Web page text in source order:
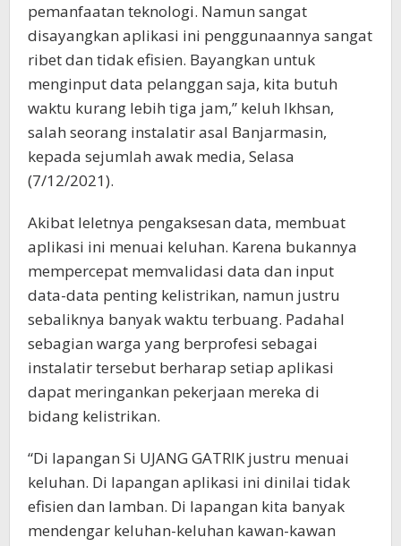
pemanfaatan teknologi. Namun sangat
disayangkan aplikasi ini penggunaannya sangat
ribet dan tidak efisien. Bayangkan untuk
menginput data pelanggan saja, kita butuh
waktu kurang lebih tiga jam,” keluh Ikhsan,
salah seorang instalatir asal Banjarmasin,
kepada sejumlah awak media, Selasa
(7/12/2021).
Akibat leletnya pengaksesan data, membuat
aplikasi ini menuai keluhan. Karena bukannya
mempercepat memvalidasi data dan input
data-data penting kelistrikan, namun justru
sebaliknya banyak waktu terbuang. Padahal
sebagian warga yang berprofesi sebagai
instalatir tersebut berharap setiap aplikasi
dapat meringankan pekerjaan mereka di
bidang kelistrikan.
“Di lapangan Si UJANG GATRIK justru menuai
keluhan. Di lapangan aplikasi ini dinilai tidak
efisien dan lamban. Di lapangan kita banyak
mendengar keluhan-keluhan kawan-kawan